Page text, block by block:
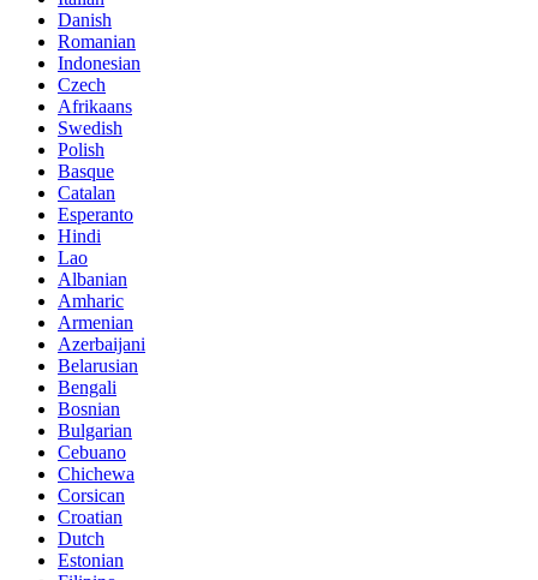
Danish
Romanian
Indonesian
Czech
Afrikaans
Swedish
Polish
Basque
Catalan
Esperanto
Hindi
Lao
Albanian
Amharic
Armenian
Azerbaijani
Belarusian
Bengali
Bosnian
Bulgarian
Cebuano
Chichewa
Corsican
Croatian
Dutch
Estonian